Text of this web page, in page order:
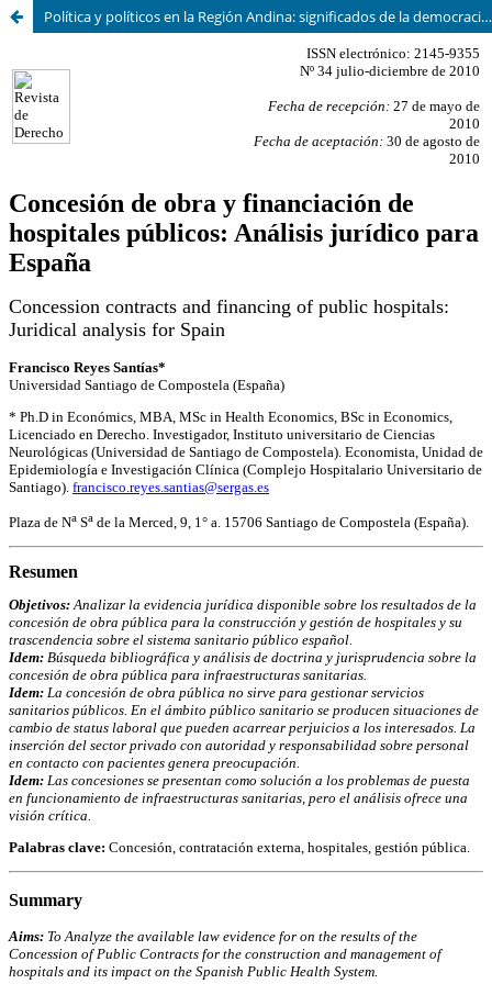
Política y políticos en la Región Andina: significados de la democracia y confianza institucional